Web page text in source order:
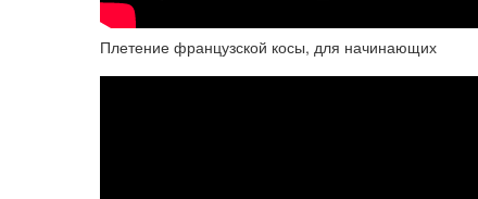
Плетение французской косы, для начинающих